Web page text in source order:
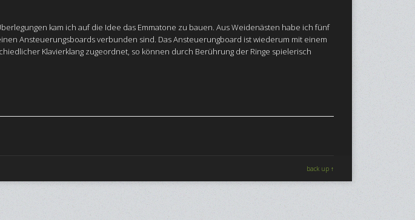
kam ich auf die Idee das Emmatone zu bauen. Aus Weidenästen habe ich fünf
Ansteuerungsboards verbunden sind. Das Ansteuerungboard ist wiederum mit einem
Klavierklang zugeordnet, so können durch Berührung der Ringe spielerisch
back up ↑